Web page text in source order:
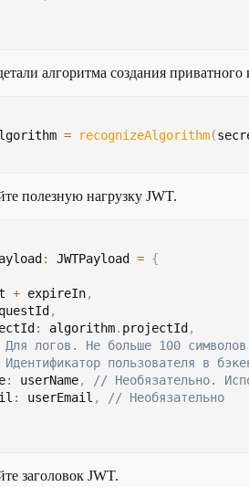
алгоритма создания приватного
= recognizeAlgorithm(
полезную нагрузку JWT.
: JWTPayload = {
+ expireIn,
,
: algorithm. projectId ,
логов. Не больше 100
пользователя в
: userName,
// Необязательно.
: userEmail ,
// Необязательно
заголовок JWT.